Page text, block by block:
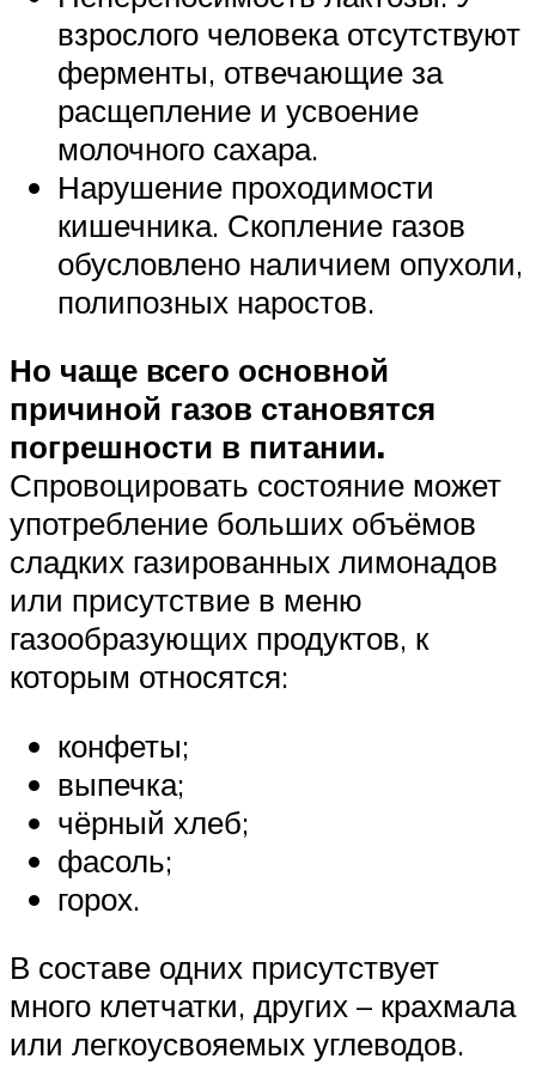
взрослого человека отсутствуют
ферменты, отвечающие за
расщепление и усвоение
молочного сахара.
Нарушение проходимости
кишечника. Скопление газов
обусловлено наличием опухоли,
полипозных наростов.
Но чаще всего основной
причиной газов становятся
погрешности в питании.
Спровоцировать состояние может
употребление больших объёмов
сладких газированных лимонадов
или присутствие в меню
газообразующих продуктов, к
которым относятся:
конфеты;
выпечка;
чёрный хлеб;
фасоль;
горох.
В составе одних присутствует
много клетчатки, других – крахмала
или легкоусвояемых углеводов.